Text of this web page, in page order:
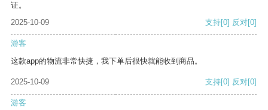
证。
2025-10-09
支持[0] 反对[0]
游客
这款app的物流非常快捷，我下单后很快就能收到商品。
2025-10-09 支持[0] 反对[0]
游客